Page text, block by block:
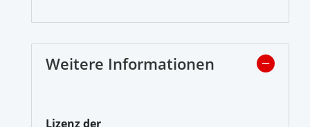
Weitere Informationen
Lizenz der